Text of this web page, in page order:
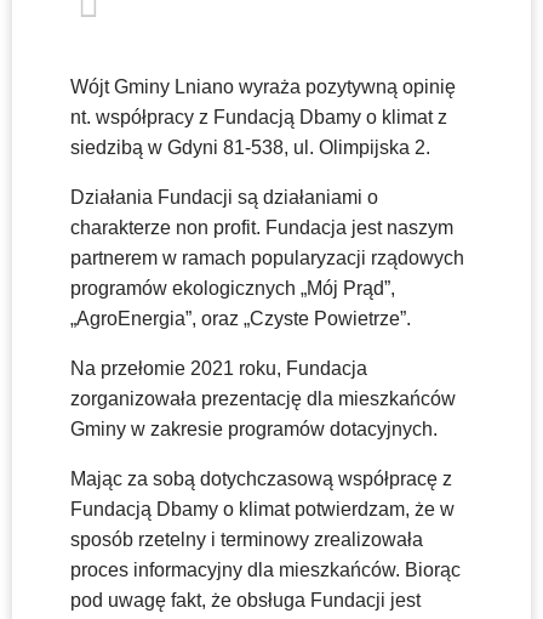
Wójt Gminy Lniano wyraża pozytywną opinię
nt. współpracy z Fundacją Dbamy o klimat z
siedzibą w Gdyni 81-538, ul. Olimpijska 2.
Działania Fundacji są działaniami o
charakterze non profit. Fundacja jest naszym
partnerem w ramach popularyzacji rządowych
programów ekologicznych „Mój Prąd”,
„AgroEnergia”, oraz „Czyste Powietrze”.
Na przełomie 2021 roku, Fundacja
zorganizowała prezentację dla mieszkańców
Gminy w zakresie programów dotacyjnych.
Mając za sobą dotychczasową współpracę z
Fundacją Dbamy o klimat potwierdzam, że w
sposób rzetelny i terminowy zrealizowała
proces informacyjny dla mieszkańców. Biorąc
pod uwagę fakt, że obsługa Fundacji jest